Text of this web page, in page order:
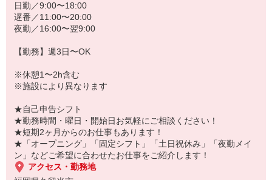
「こんな時だからこそ、しっかり稼いでおきたい！」
「すぐに働けるところはないかな…」
「しっかり稼げるアルバイトを探してる。」
そんな方もぜひ！お気軽にご連絡ください♪
日勤／9:00〜18:00
遅番／11:00〜20:00
夜勤／16:00〜翌9:00
【勤務】週3日〜OK
※休憩1〜2h含む
※施設により異なります
★自己申告シフト
★勤務時間・曜日・開始日お気軽にご相談ください！
★短期2ヶ月からのお仕事もあります！
★「オープニング」「固定シフト」「土日祝休み」「夜勤メイ
ン」などご希望に合わせたお仕事をご紹介します！
アクセス・勤務地